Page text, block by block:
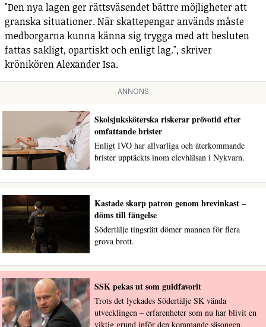
"Den nya lagen ger rättsväsendet bättre möjligheter att
granska situationer. När skattepengar används måste
medborgarna kunna känna sig trygga med att besluten
fattas sakligt, opartiskt och enligt lag.", skriver
krönikören Alexander Isa.
ANNONS
Skolsjuksköterska riskerar prövotid efter
omfattande brister
Enligt IVO har allvarliga och återkommande
brister upptäckts inom elevhälsan i Nykvarn.
Kastade skarp patron genom brevinkast –
döms till fängelse
Södertälje tingsrätt dömer mannen för flera
grova brott.
SSK pekas ut som guldfavorit
Trots det lyckades Södertälje SK vända
utvecklingen – erfarenheter som nu har blivit en
viktig grund inför den kommande säsongen.